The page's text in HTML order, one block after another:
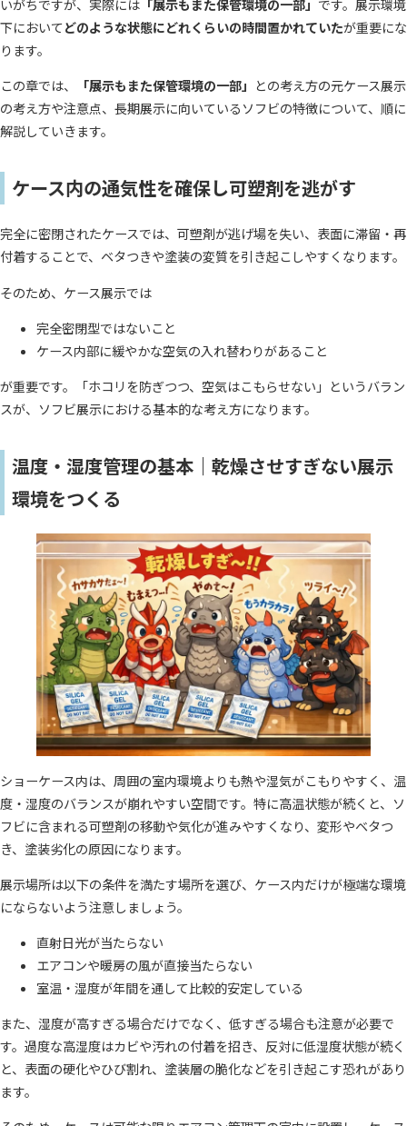
いがちですが、実際には 「展示もまた保管環境の一部」 です。展示環境
下においてどのような状態にどれくらいの時間置かれていたが重要にな
ります。
この章では、
「展示もまた保管環境の一部」 との考え方の元ケース展示
の考え方や注意点、長期展示に向いているソフビの特徴について、順に
解説していきます。
ケース内の通気性を確保し可塑剤を逃がす
完全に密閉されたケースでは、可塑剤が逃げ場を失い、表面に滞留・再
付着することで、ベタつきや塗装の変質を引き起こしやすくなります。
そのため、ケース展示では
完全密閉型ではないこと
ケース内部に緩やかな空気の入れ替わりがあること
が重要です。「ホコリを防ぎつつ、空気はこもらせない」というバラン
スが、ソフビ展示における基本的な考え方になります。
温度・湿度管理の基本｜乾燥させすぎない展示
環境をつくる
ショーケース内は、周囲の室内環境よりも熱や湿気がこもりやすく、温
度・湿度のバランスが崩れやすい空間です。特に高温状態が続くと、ソ
フビに含まれる可塑剤の移動や気化が進みやすくなり、変形やベタつ
き、塗装劣化の原因になります。
展示場所は以下の条件を満たす場所を選び、ケース内だけが極端な環境
にならないよう注意しましょう。
直射日光が当たらない
エアコンや暖房の風が直接当たらない
室温・湿度が年間を通して比較的安定している
また、湿度が高すぎる場合だけでなく、低すぎる場合も注意が必要で
す。過度な高湿度はカビや汚れの付着を招き、反対に低湿度状態が続く
と、表面の硬化やひび割れ、塗装層の脆化などを引き起こす恐れがあり
ます。